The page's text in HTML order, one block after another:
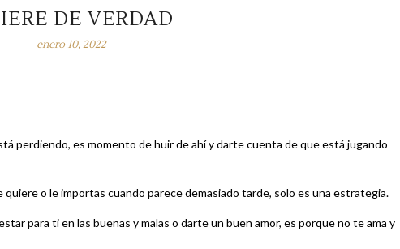
DE VERDAD
enero 10, 2022
perdiendo, es momento de huir de ahí y darte cuenta de que está jugando
o le importas cuando parece demasiado tarde, solo es una estrategia.
para ti en las buenas y malas o darte un buen amor, es porque no te ama y